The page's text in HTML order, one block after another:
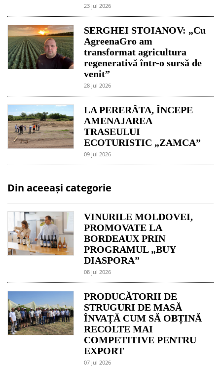
23 jul 2026
SERGHEI STOIANOV: „Cu
AgreenaGro am
transformat agricultura
regenerativă într-o sursă de
venit”
28 jul 2026
LA PERERÂTA, ÎNCEPE
AMENAJAREA
TRASEULUI
ECOTURISTIC „ZAMCA”
09 jul 2026
Din aceeași categorie
VINURILE MOLDOVEI,
PROMOVATE LA
BORDEAUX PRIN
PROGRAMUL „BUY
DIASPORA”
08 jul 2026
PRODUCĂTORII DE
STRUGURI DE MASĂ
ÎNVAȚĂ CUM SĂ OBȚINĂ
RECOLTE MAI
COMPETITIVE PENTRU
EXPORT
07 jul 2026